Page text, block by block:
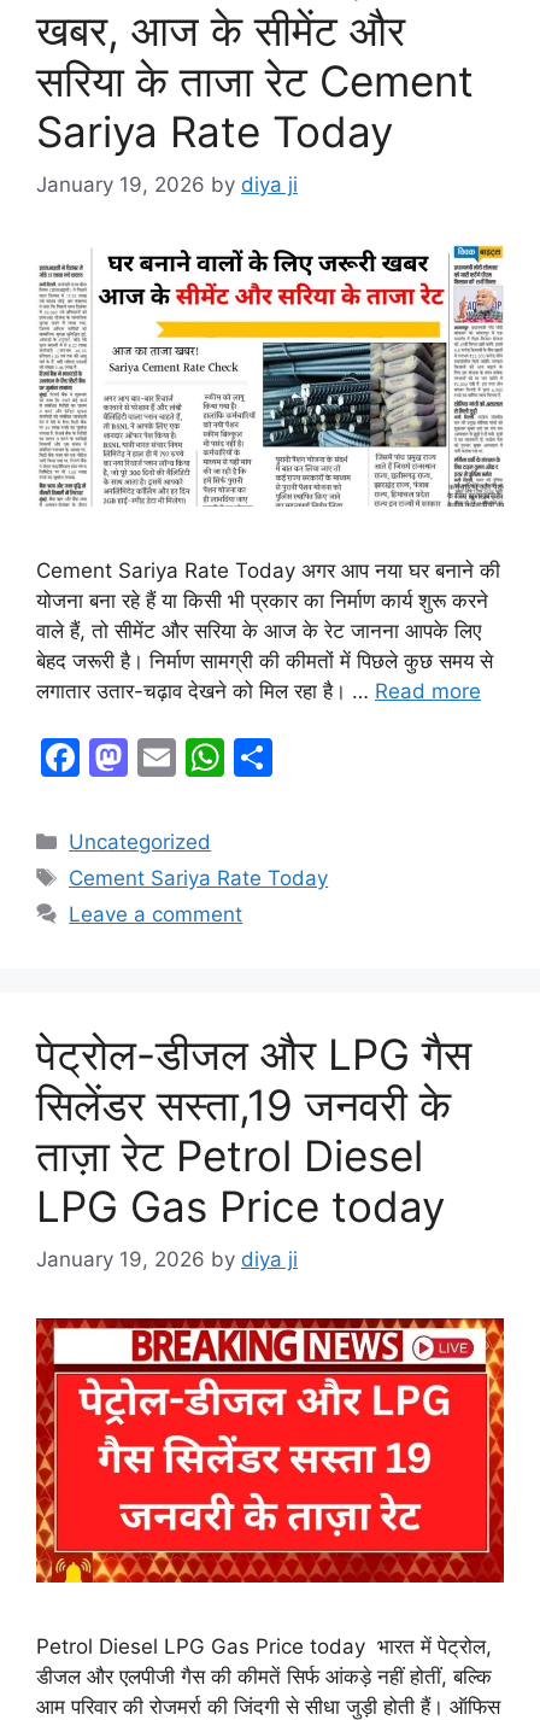
खबर, आज के सीमेंट और
सरिया के ताजा रेट Cement
Sariya Rate Today
January 19, 2026 by diya ji
Cement Sariya Rate Today अगर आप नया घर बनाने की
योजना बना रहे हैं या किसी भी प्रकार का निर्माण कार्य शुरू करने
वाले हैं, तो सीमेंट और सरिया के आज के रेट जानना आपके लिए
बेहद जरूरी है। निर्माण सामग्री की कीमतों में पिछले कुछ समय से
लगातार उतार-चढ़ाव देखने को मिल रहा है। … Read more
F
c
e
b
k
M
st
o
d
E
ai
l
W
s
A
e
Categories
Uncategorized
Tags
Cement Sariya Rate Today
Leave a comment
पेट्रोल-डीजल और LPG गैस
सिलेंडर सस्ता,19 जनवरी के
ताज़ा रेट Petrol Diesel
LPG Gas Price today
January 19, 2026 by diya ji
Petrol Diesel LPG Gas Price today भारत में पेट्रोल,
डीजल और एलपीजी गैस की कीमतें सिर्फ आंकड़े नहीं होतीं, बल्कि
आम परिवार की रोजमर्रा की जिंदगी से सीधा जुड़ी होती हैं। ऑफिस